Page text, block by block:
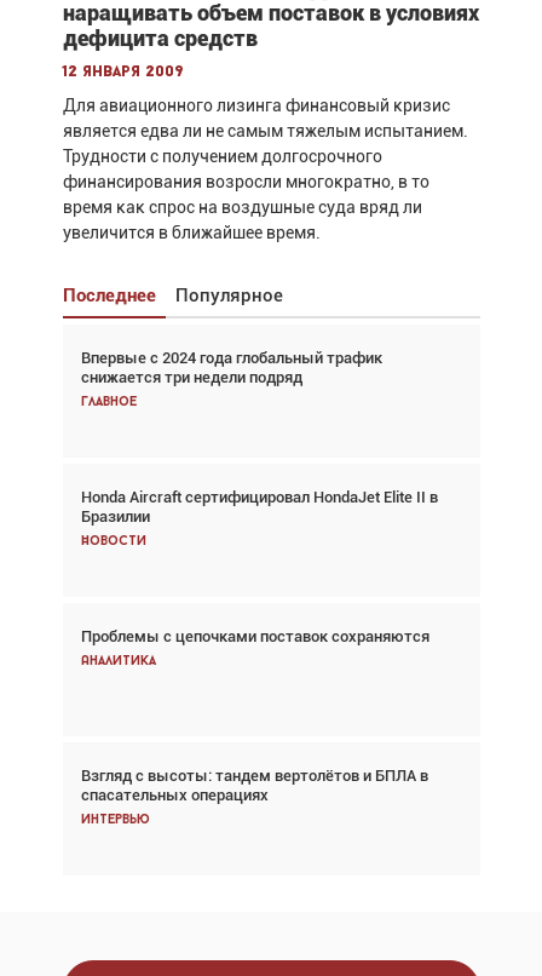
наращивать объем поставок в условиях
дефицита средств
12 января 2009
Для авиационного лизинга финансовый кризис
является едва ли не самым тяжелым испытанием.
Трудности с получением долгосрочного
финансирования возросли многократно, в то
время как спрос на воздушные суда вряд ли
увеличится в ближайшее время.
Последнее Популярное
Впервые с 2024 года глобальный трафик
снижается три недели подряд
Главное
Honda Aircraft сертифицировал HondaJet Elite II в
Бразилии
Новости
Проблемы с цепочками поставок сохраняются
Аналитика
Взгляд с высоты: тандем вертолётов и БПЛА в
спасательных операциях
Интервью
Взгляд с высоты: тандем вертолётов и БПЛА в
спасательных операциях
Главное
Авиационный фотограф Дэйв Кох: «Фотография
говорит сама за себя... а ИИ всё портит»
Новости
Впервые с 2024 года глобальный трафик
снижается три недели подряд
Частный самолёт – это актив. Подходите к
покупке соответствующим образом
Интервью